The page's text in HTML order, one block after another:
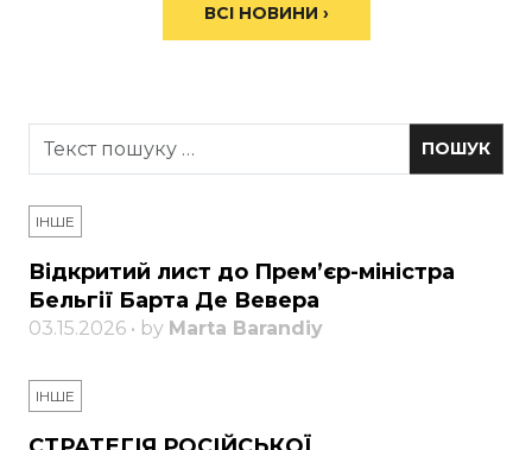
ВСІ НОВИНИ ›
ІНШЕ
Відкритий лист до Прем’єр-міністра
Бельгії Барта Де Вевера
03.15.2026 • by Marta Barandiy
ІНШЕ